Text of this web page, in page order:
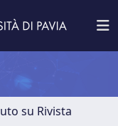
su Rivista